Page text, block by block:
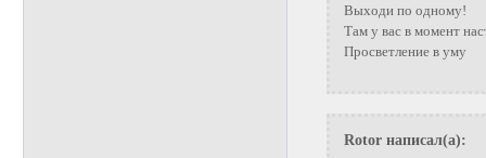
Выходи по одному!
Там у вас в момент
Просветление в уму
Rotor написал(а):